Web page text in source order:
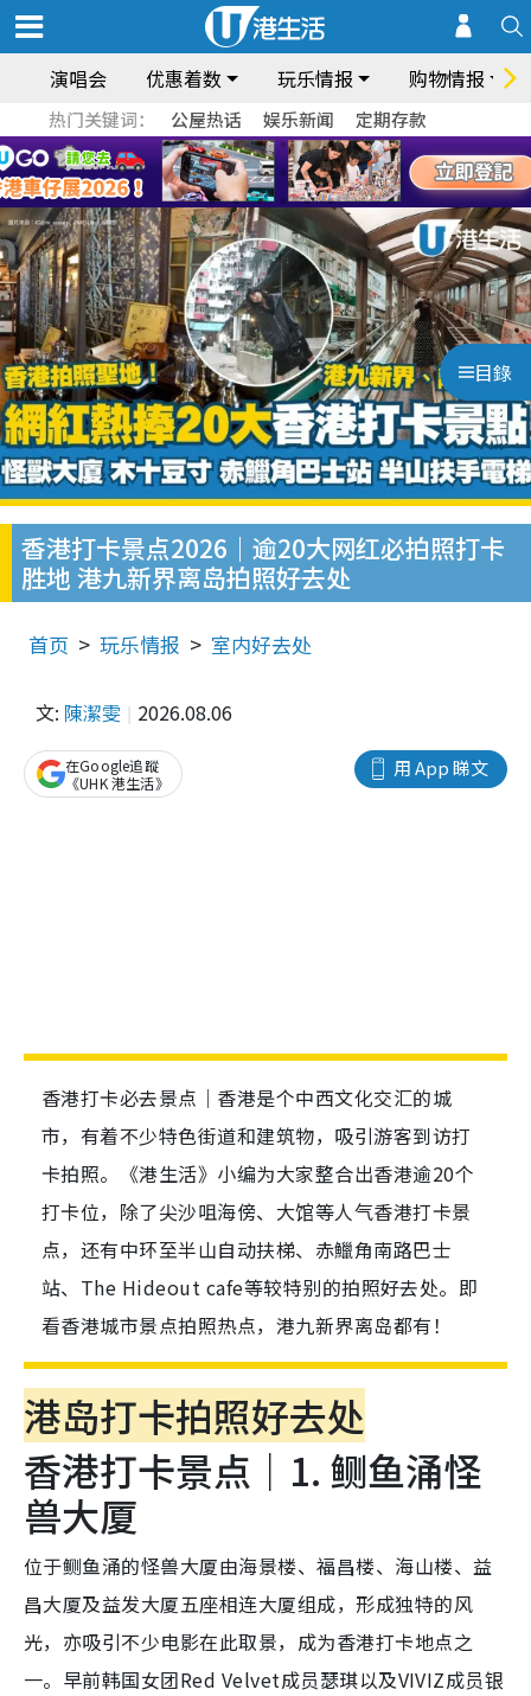
演唱会 优惠着数 玩乐情报 购物情报
热门关键词： 公屋热话 娱乐新闻 定期存款
目錄
香港打卡景点2026｜逾20大网红必拍照打卡
胜地 港九新界离岛拍照好去处
首页 玩乐情报 室内好去处
文: 陳潔雯 2026.08.06
用 App 睇文
在Google追蹤
《UHK 港生活》
香港打卡必去景点｜香港是个中西文化交汇的城
市，有着不少特色街道和建筑物，吸引游客到访打
卡拍照。《港生活》小编为大家整合出香港逾20个
打卡位，除了尖沙咀海傍、大馆等人气香港打卡景
点，还有中环至半山自动扶梯、赤鱲角南路巴士
站、The Hideout cafe等较特别的拍照好去处。即
看香港城市景点拍照热点，港九新界离岛都有！
港岛打卡拍照好去处
香港打卡景点｜1. 鲗鱼涌怪
兽大厦
位于鲗鱼涌的怪兽大厦由海景楼、福昌楼、海山楼、益
昌大厦及益发大厦五座相连大厦组成，形成独特的风
光，亦吸引不少电影在此取景，成为香港打卡地点之
一。早前韩国女团Red Velvet成员瑟琪以及VIVIZ成员银